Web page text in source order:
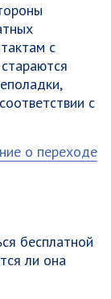
с
с
о переходе
бесплатной
ли она